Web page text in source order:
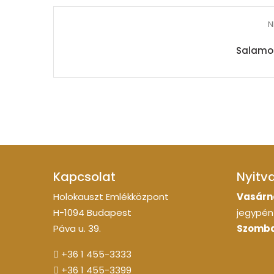
Kapcsolat
Holokauszt Emlékközpont
H-1094 Budapest
Páva u. 39.
+36 1 455-3333
+36 1 455-3399